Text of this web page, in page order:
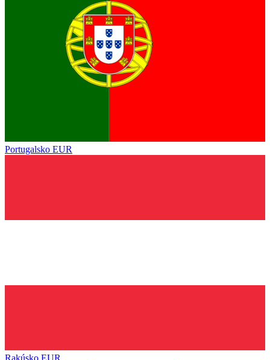
Portugalsko EUR
Rakúsko EUR